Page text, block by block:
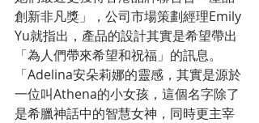
創新非凡獎」，公司市場策劃經理Emily
Yu就指出，產品的設計其實是希望帶出
「為人們帶來希望和祝福」的訊息。
「Adelina安朵莉娜的靈感，其實是源於
一位叫Athena的小女孩，這個名字除了
是希臘神話中的智慧女神，同時更主宰